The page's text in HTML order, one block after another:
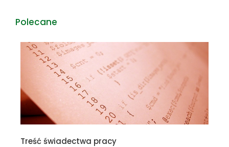
Polecane
Treść świadectwa pracy